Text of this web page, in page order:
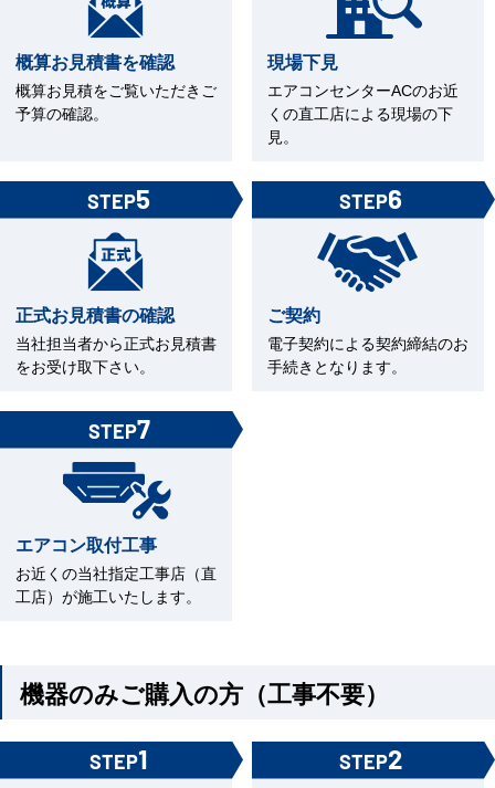
概算お見積書を確認
概算お見積をご覧いただきご
予算の確認。
現場下見
エアコンセンターACのお近
くの直工店による現場の下
見。
STEP5
正式お見積書の確認
当社担当者から正式お見積書
をお受け取下さい。
STEP6
ご契約
電子契約による契約締結のお
手続きとなります。
STEP7
エアコン取付工事
お近くの当社指定工事店（直
工店）が施工いたします。
機器のみご購入の方（工事不要）
STEP1 STEP2